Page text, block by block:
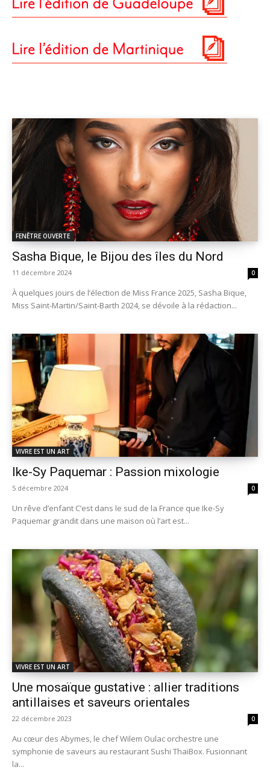
FENÊTRE OUVERTE
Sasha Bique, le Bijou des îles du Nord
11 décembre 2024 0
À quelques jours de l’élection de Miss France 2025, Sasha Bique,
Miss Saint-Martin/Saint-Barth 2024, se dévoile à la rédaction...
VIVRE EST UN ART
Ike-Sy Paquemar : Passion mixologie
5 décembre 2024 0
Un rêve d’enfant C’est dans le sud de la France que Ike-Sy
Paquemar grandit dans une maison où l’art est...
VIVRE EST UN ART
Une mosaïque gustative : allier traditions
antillaises et saveurs orientales
22 décembre 2023 0
Au cœur des Abymes, le chef Wilem Oulac orchestre une
symphonie de saveurs au restaurant Sushi ThaiBox. Fusionnant
la...